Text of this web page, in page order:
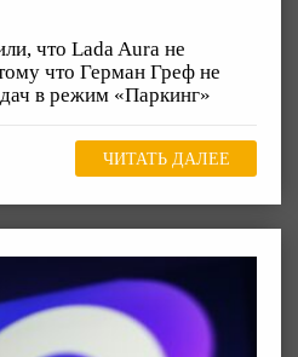
что Lada Aura не
что Герман Греф не
в режим «Паркинг»
ЧИТАТЬ ДАЛЕЕ